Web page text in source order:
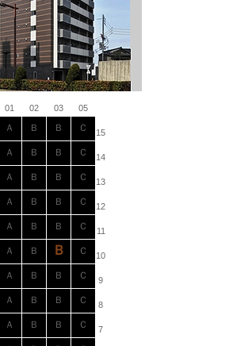
01 02 03 05
Ａ Ｂ Ｂ Ｃ 15
Ａ Ｂ Ｂ Ｃ 14
Ａ Ｂ Ｂ Ｃ 13
Ａ Ｂ Ｂ Ｃ 12
Ａ Ｂ Ｂ Ｃ 11
Ａ Ｂ Ｂ Ｃ 10
Ａ Ｂ Ｂ Ｃ 9
Ａ Ｂ Ｂ Ｃ 8
Ａ Ｂ Ｂ Ｃ 7